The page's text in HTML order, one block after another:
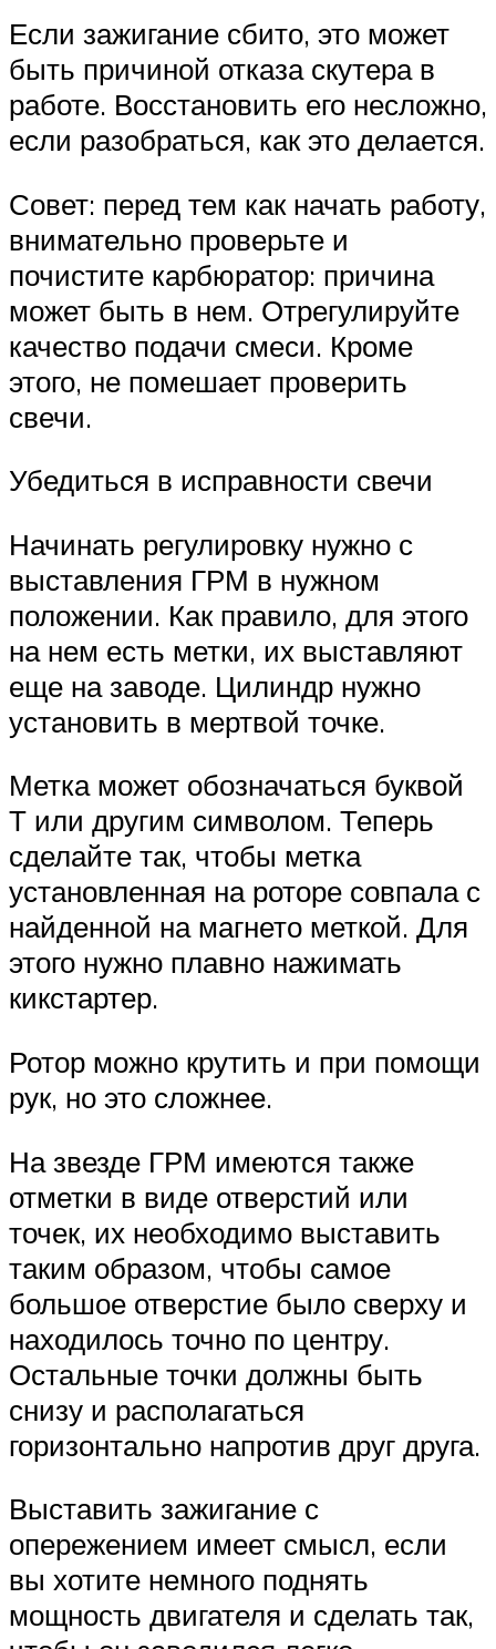
Если зажигание сбито, это может
быть причиной отказа скутера в
работе. Восстановить его несложно,
если разобраться, как это делается.
Совет: перед тем как начать работу,
внимательно проверьте и
почистите карбюратор: причина
может быть в нем. Отрегулируйте
качество подачи смеси. Кроме
этого, не помешает проверить
свечи.
Убедиться в исправности свечи
Начинать регулировку нужно с
выставления ГРМ в нужном
положении. Как правило, для этого
на нем есть метки, их выставляют
еще на заводе. Цилиндр нужно
установить в мертвой точке.
Метка может обозначаться буквой
Т или другим символом. Теперь
сделайте так, чтобы метка
установленная на роторе совпала с
найденной на магнето меткой. Для
этого нужно плавно нажимать
кикстартер.
Ротор можно крутить и при помощи
рук, но это сложнее.
На звезде ГРМ имеются также
отметки в виде отверстий или
точек, их необходимо выставить
таким образом, чтобы самое
большое отверстие было сверху и
находилось точно по центру.
Остальные точки должны быть
снизу и располагаться
горизонтально напротив друг друга.
Выставить зажигание с
опережением имеет смысл, если
вы хотите немного поднять
мощность двигателя и сделать так,